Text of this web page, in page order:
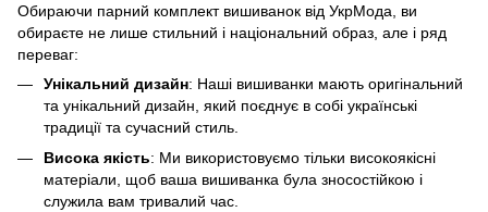
Обираючи парний комплект вишиванок від УкрМода, ви
обираєте не лише стильний і національний образ, але і ряд
переваг:
Унікальний дизайн: Наші вишиванки мають оригінальний
та унікальний дизайн, який поєднує в собі українські
традиції та сучасний стиль.
Висока якість: Ми використовуємо тільки високоякісні
матеріали, щоб ваша вишиванка була зносостійкою і
служила вам тривалий час.